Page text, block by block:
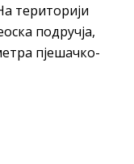
територији
подручја,
пјешачко-